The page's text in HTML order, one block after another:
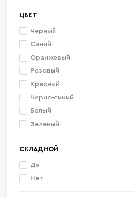
ЦВЕТ
Черный
Синий
Оранжевый
Розовый
Красный
Черно-синий
Белый
Зеленый
СКЛАДНОЙ
Да
Нет